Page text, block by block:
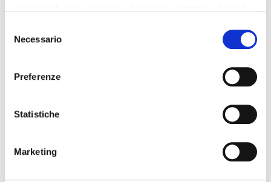
delNecessario
Preferenze
Statistiche
Marketing
– Non è necessaria la ricetta medica